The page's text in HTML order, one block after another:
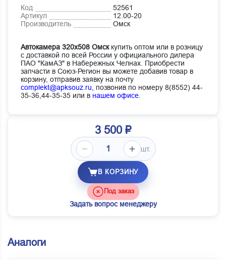
Код
52561
Артикул
12.00-20
Производитель
Омск
Автокамера 320х508 Омсккупить оптом или в розницу
с доставкой по всей России у официального дилера
ПАО "КамАЗ" в Набережных Челнах. Приобрести
запчасти в Союз-Регион вы можете добавив товар в
корзину, отправив заявку на почту
complekt@apksouz.ru,
позвонив по номеру 8(8552) 44-
35-36,44-35-35 или в нашем офисе
3 500 ₽
шт.
В КОРЗИНУ
Под заказ
Задать вопрос менеджеру
Аналоги